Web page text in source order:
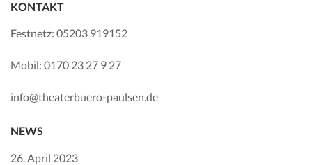
KONTAKT
Festnetz: 05203 919152
Mobil: 0170 23 27 9 27
info@theaterbuero-paulsen.de
NEWS
26. April 2023